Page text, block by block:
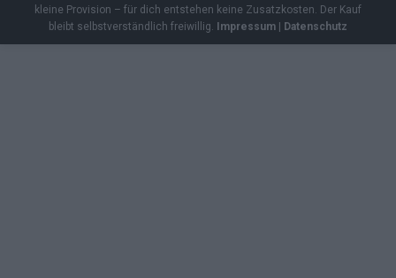
kleine Provision – für dich entstehen keine Zusatzkosten. Der Kauf
bleibt selbstverständlich freiwillig.
Impressum Datenschutz